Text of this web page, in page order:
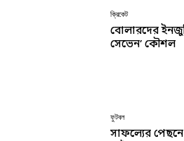
ক্রিকেট
বোলারদের
সেভেন’ কৌশল
ফুটবল
সাফল্যের